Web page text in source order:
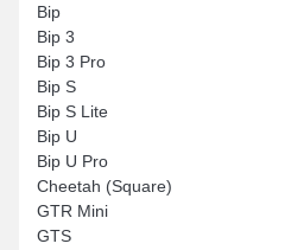
Bip
Bip 3
Bip 3 Pro
Bip S
Bip S Lite
Bip U
Bip U Pro
Cheetah (Square)
GTR Mini
GTS